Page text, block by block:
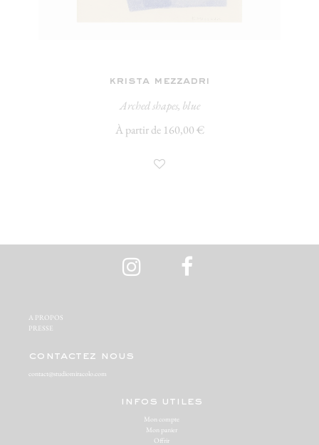
krista mezzadri
Arched shapes, blue
À partir de 160,00 €
A PROPOS‬
PRESSE‬
contactez nous
contact@studiomiracolo.com
infos utiles
Mon compte
Mon panier
Offrir